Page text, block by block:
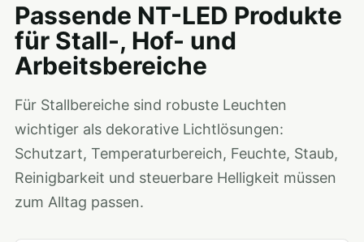
Passende NT-LED Produkte
für Stall-, Hof- und
Arbeitsbereiche
Für Stallbereiche sind robuste Leuchten
wichtiger als dekorative Lichtlösungen:
Schutzart, Temperaturbereich, Feuchte, Staub,
Reinigbarkeit und steuerbare Helligkeit müssen
zum Alltag passen.